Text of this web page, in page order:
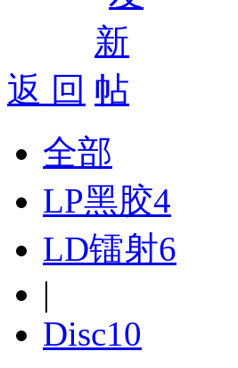
返 回
全部
LP黑胶4
LD镭射6
|
Disc10